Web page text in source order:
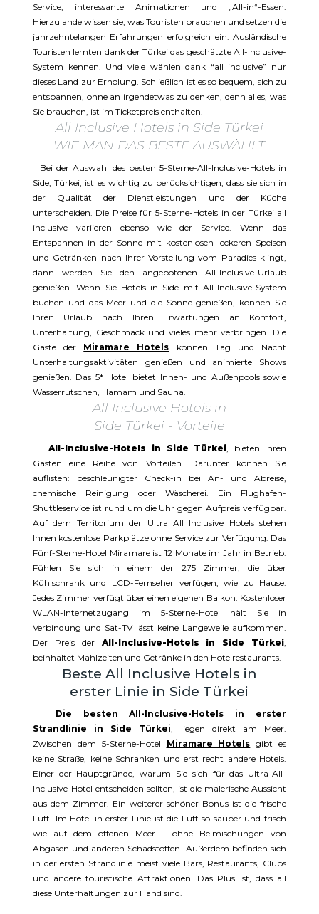
Service, interessante Animationen und „All-in“-Essen.
Hierzulande wissen sie, was Touristen brauchen und setzen die
jahrzehntelangen Erfahrungen erfolgreich ein. Ausländische
Touristen lernten dank der Türkei das geschätzte All-Inclusive-
System kennen. Und viele wählen dank “all inclusive” nur
dieses Land zur Erholung. Schließlich ist es so bequem, sich zu
entspannen, ohne an irgendetwas zu denken, denn alles, was
Sie brauchen, ist im Ticketpreis enthalten.
All Inclusive Hotels in Side Türkei
WIE MAN DAS BESTE AUSWÄHLT
Bei der Auswahl des besten 5-Sterne-All-Inclusive-Hotels in
Side, Türkei, ist es wichtig zu berücksichtigen, dass sie sich in
der Qualität der Dienstleistungen und der Küche
unterscheiden. Die Preise für 5-Sterne-Hotels in der Türkei all
inclusive variieren ebenso wie der Service. Wenn das
Entspannen in der Sonne mit kostenlosen leckeren Speisen
und Getränken nach Ihrer Vorstellung vom Paradies klingt,
dann werden Sie den angebotenen All-Inclusive-Urlaub
genießen. Wenn Sie Hotels in Side mit All-Inclusive-System
buchen und das Meer und die Sonne genießen, können Sie
Ihren Urlaub nach Ihren Erwartungen an Komfort,
Unterhaltung, Geschmack und vieles mehr verbringen. Die
Gäste der Miramare Hotels
können Tag und Nacht
Unterhaltungsaktivitäten genießen und animierte Shows
genießen. Das 5* Hotel bietet Innen- und Außenpools sowie
Wasserrutschen, Hamam und Sauna.
All Inclusive Hotels in
Side Türkei - Vorteile
All-Inclusive-Hotels in Side Türkei , bieten ihren
Gästen eine Reihe von Vorteilen. Darunter können Sie
auflisten: beschleunigter Check-in bei An- und Abreise,
chemische Reinigung oder Wäscherei. Ein Flughafen-
Shuttleservice ist rund um die Uhr gegen Aufpreis verfügbar.
Auf dem Territorium der Ultra All Inclusive Hotels stehen
Ihnen kostenlose Parkplätze ohne Service zur Verfügung. Das
Fünf-Sterne-Hotel Miramare ist 12 Monate im Jahr in Betrieb.
Fühlen Sie sich in einem der 275 Zimmer, die über
Kühlschrank und LCD-Fernseher verfügen, wie zu Hause.
Jedes Zimmer verfügt über einen eigenen Balkon. Kostenloser
WLAN-Internetzugang im 5-Sterne-Hotel hält Sie in
Verbindung und Sat-TV lässt keine Langeweile aufkommen.
Der Preis der All-Inclusive-Hotels in Side Türkei
beinhaltet Mahlzeiten und Getränke in den Hotelrestaurants.
Beste All Inclusive Hotels in
erster Linie in Side Türkei
Die besten All-Inclusive-Hotels in erster
Strandlinie in Side Türkei , liegen direkt am Meer.
Zwischen dem 5-Sterne-Hotel Miramare Hotels gibt es
keine Straße, keine Schranken und erst recht andere Hotels.
Einer der Hauptgründe, warum Sie sich für das Ultra-All-
Inclusive-Hotel entscheiden sollten, ist die malerische Aussicht
aus dem Zimmer. Ein weiterer schöner Bonus ist die frische
Luft. Im Hotel in erster Linie ist die Luft so sauber und frisch
wie auf dem offenen Meer – ohne Beimischungen von
Abgasen und anderen Schadstoffen. Außerdem befinden sich
in der ersten Strandlinie meist viele Bars, Restaurants, Clubs
und andere touristische Attraktionen. Das Plus ist, dass all
diese Unterhaltungen zur Hand sind.